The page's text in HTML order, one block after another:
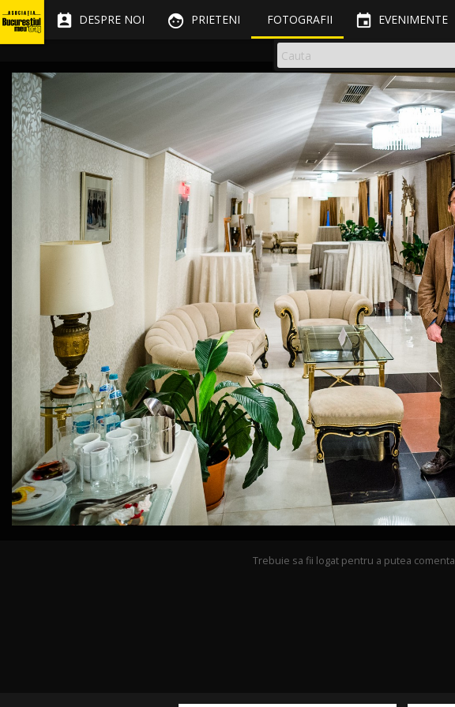
 DESPRE NOI  PRIETENI FOTOGRAFII  EVENIMENTE
Trebuie sa fii logat pentru a putea comenta